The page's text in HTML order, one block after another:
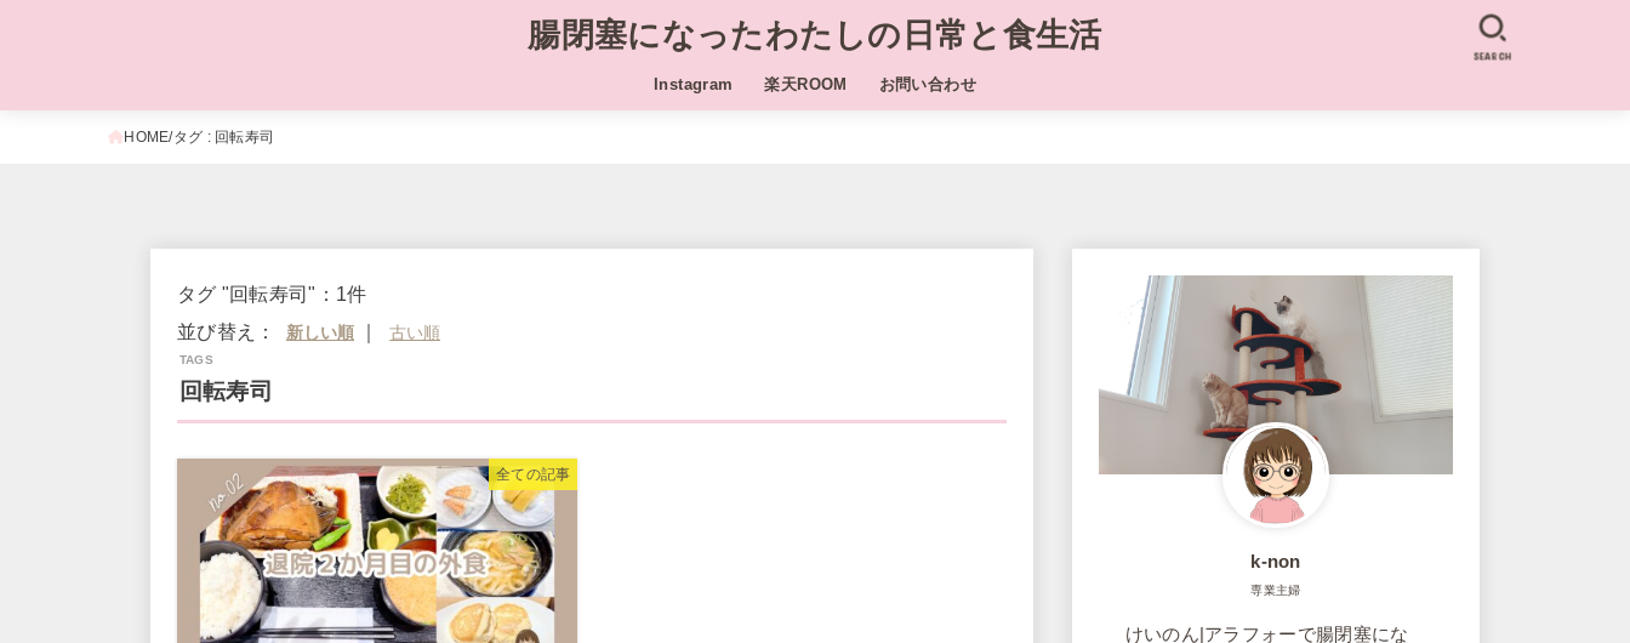
腸閉塞になったわたしの日常と食生活
Instagram 楽天ROOM お問い合わせ
SEARCH
HOME タグ : 回転寿司
タグ "回転寿司"：1件
並び替え：
｜
回転寿司
全ての記事
k-non
専業主婦
けいのん|アラフォーで腸閉塞にな